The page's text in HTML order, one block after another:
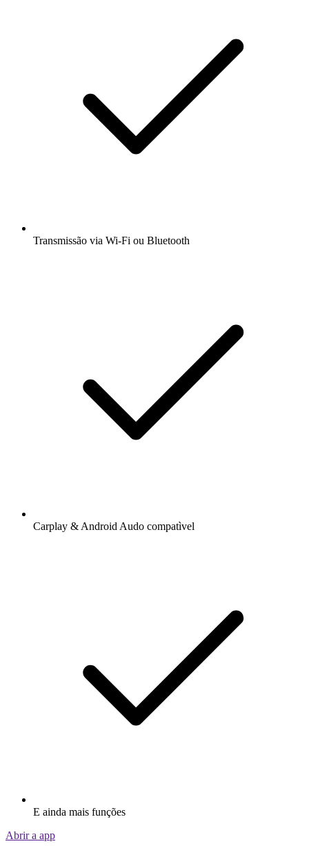
Transmissão via Wi-Fi ou Bluetooth
Carplay & Android Audo compatìvel
E ainda mais funções
Abrir a app